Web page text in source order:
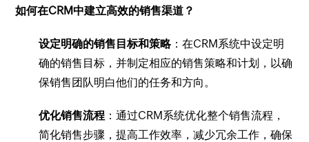
如何在CRM中建立高效的销售渠道？
设定明确的销售目标和策略：在CRM系统中设定明
确的销售目标，并制定相应的销售策略和计划，以确
保销售团队明白他们的任务和方向。
优化销售流程 ：通过CRM系统优化整个销售流程，
简化销售步骤，提高工作效率，减少冗余工作，确保